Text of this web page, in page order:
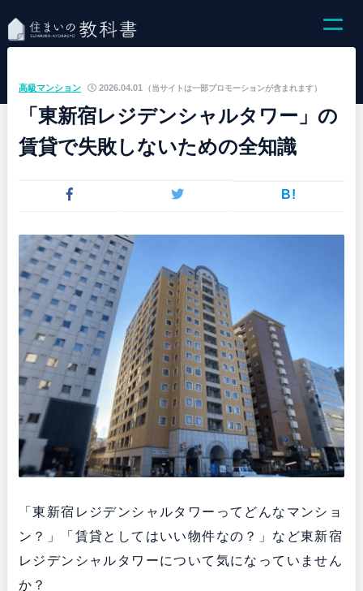
（当サイトは一部プロモーションが含まれます）
高級マンション 2026.04.01
「東新宿レジデンシャルタワー」の
賃貸で失敗しないための全知識
B!
「東新宿レジデンシャルタワーってどんなマンショ
ン？」「賃貸としてはいい物件なの？」など東新宿
レジデンシャルタワーについて気になっていません
か？